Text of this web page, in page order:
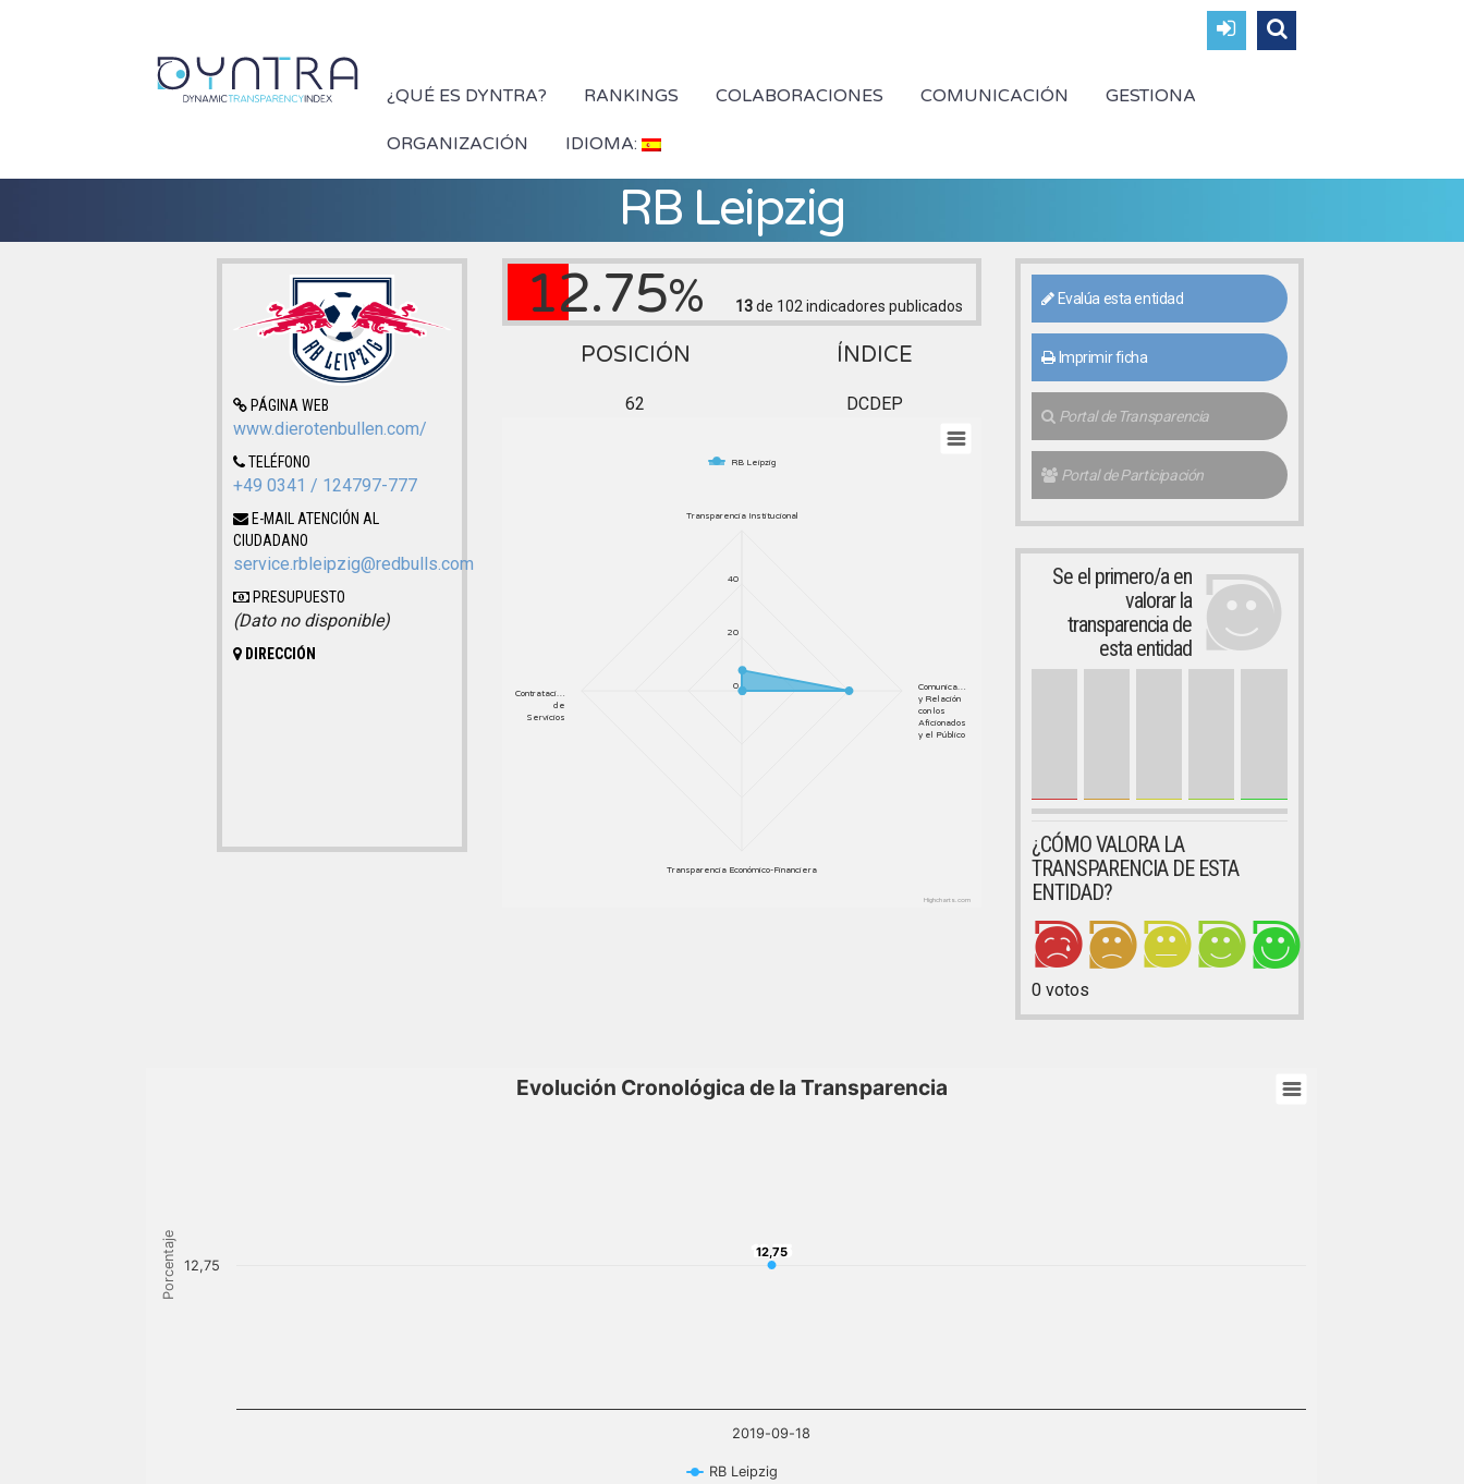
¿QUÉ ES DYNTRA? RANKINGS COLABORACIONES COMUNICACIÓN GESTIONA
ORGANIZACIÓN IDIOMA:
RB Leipzig
PÁGINA WEB
www.dierotenbullen.com/
TELÉFONO
+49 0341 / 124797-777
E-MAIL ATENCIÓN AL
CIUDADANO
service.rbleipzig@redbulls.com
PRESUPUESTO
(Dato no disponible)
DIRECCIÓN
12.75% 13de 102 indicadores publicados
POSICIÓN ÍNDICE
62 DCDEP
RB Leipzig
Transparencia Institucional
Comunica…
y Relación
con los
Aficionados
y el Público
Transparencia Económico-Financiera
Contrataci…
de
Servicios
0
20
40
Highcharts.com
Evalúa esta entidad
Imprimir ficha
Portal de Transparencia
Portal de Participación
Se el primero/a en
valorar la
transparencia de
esta entidad
¿CÓMO VALORA LA
TRANSPARENCIA DE ESTA
ENTIDAD?
0votos
Porcentaje
Evolución Cronológica de la Transparencia
12,75
12,75
RB Leipzig
2019-09-18
12,75